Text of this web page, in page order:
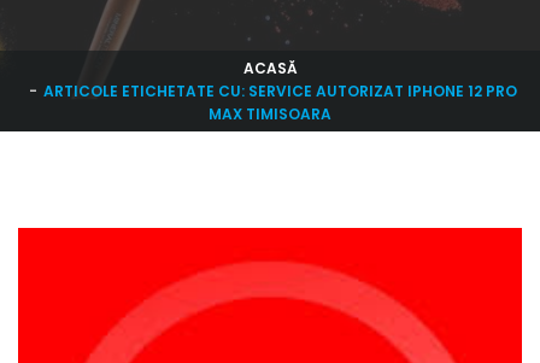
ACASĂ
ARTICOLE ETICHETATE CU: SERVICE AUTORIZAT IPHONE 12 PRO
MAX TIMISOARA